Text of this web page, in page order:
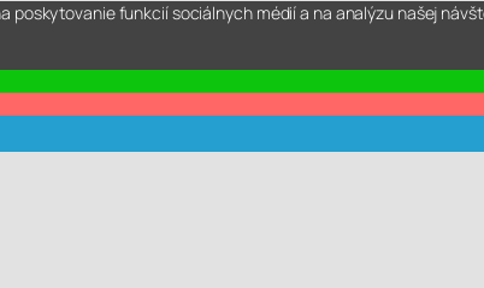
poskytovanie funkcií sociálnych médií a na analýzu našej